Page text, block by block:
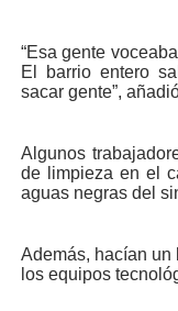
“Esa gente
El barrio entero
sacar gente”,
Algunos
de limpieza en el
aguas negras del
Además, hacían un
los equipos